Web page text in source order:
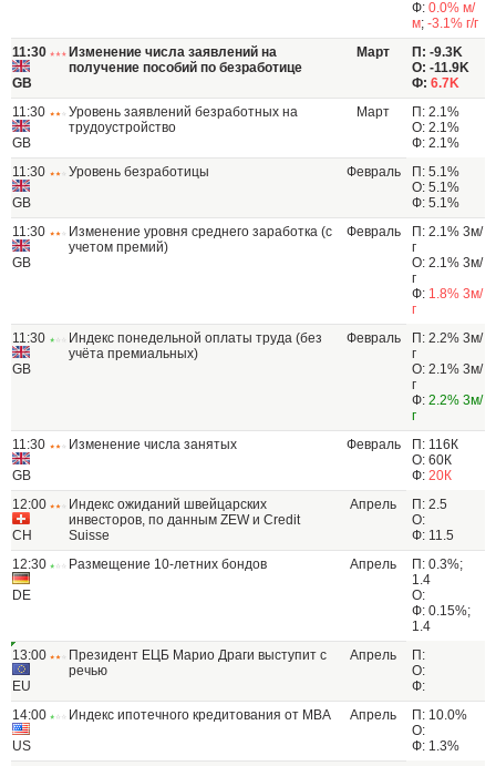
Ф: 0.0% м/
м; -3.1% г/г
11:30
GB
Изменение числа заявлений на
получение пособий по безработице
Март
П: -9.3K
О: -11.9K
Ф: 6.7K
11:30
GB
Уровень заявлений безработных на
трудоустройство
Март
П: 2.1%
О: 2.1%
Ф: 2.1%
11:30
GB
Уровень безработицы Февраль
П: 5.1%
О: 5.1%
Ф: 5.1%
11:30
GB
Изменение уровня среднего заработка (с
учетом премий)
Февраль
П: 2.1% 3м/
г
О: 2.1% 3м/
г
Ф: 1.8% 3м/
г
11:30
GB
Индекс понедельной оплаты труда (без
учёта премиальных)
Февраль
П: 2.2% 3м/
г
О: 2.1% 3м/
г
Ф: 2.2% 3м/
г
11:30
GB
Изменение числа занятых Февраль
П: 116К
О: 60К
Ф: 20К
12:00
CH
Индекс ожиданий швейцарских
инвесторов, по данным ZEW и Credit
Suisse
Апрель
П: 2.5
О:
Ф: 11.5
12:30
DE
Размещение 10-летних бондов Апрель
П: 0.3%;
1.4
О:
Ф: 0.15%;
1.4
13:00
EU
Президент ЕЦБ Марио Драги выступит с
речью
Апрель
П:
О:
Ф:
14:00
US
Индекс ипотечного кредитования от МВА Апрель
П: 10.0%
О:
Ф: 1.3%